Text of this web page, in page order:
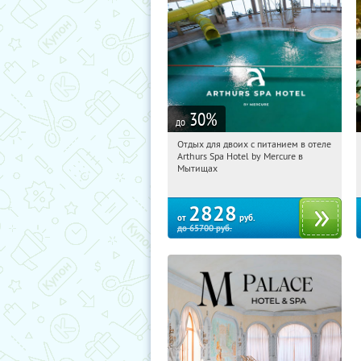
до 30%
22:15:43
Купи первым!
Московская обл., г. Мытищи, д.
Отдых для двоих с питанием в отеле
Arthurs Spa Hotel by Mercure в
Мытищах
от 2828 руб.
до65700руб.